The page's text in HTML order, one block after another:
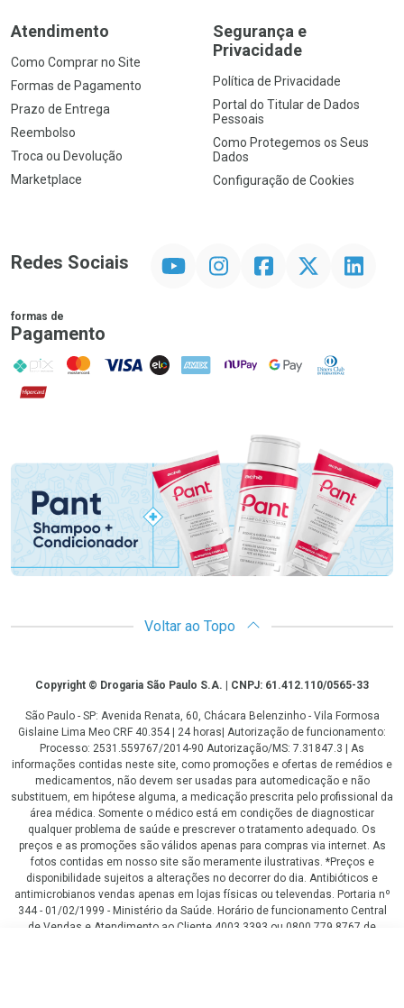
Atendimento
Como Comprar no Site
Formas de Pagamento
Prazo de Entrega
Reembolso
Troca ou Devolução
Marketplace
Segurança e
Privacidade
Política de Privacidade
Portal do Titular de Dados
Pessoais
Como Protegemos os Seus
Dados
Configuração de Cookies
Redes Sociais InstagramFacebookTwitter Linkedin
formas de
Pagamento
PIX MasterCard
VISA ELO AMEX NuPay Google PayDiners Club
Hipercard
Promoção em Destaque
Voltar ao Topo
CopyrightCopyright © Drogaria São Paulo S.A. | CNPJ: 61.412.110/0565-33
São Paulo - SP: Avenida Renata, 60, Chácara Belenzinho - Vila Formosa
Gislaine Lima Meo CRF 40.354 | 24 horas| Autorização de funcionamento:
Processo: 2531.559767/2014-90 Autorização/MS: 7.31847.3 | As
informações contidas neste site, como promoções e ofertas de remédios e
medicamentos, não devem ser usadas para automedicação e não
substituem, em hipótese alguma, a medicação prescrita pelo profissional da
área médica. Somente o médico está em condições de diagnosticar
qualquer problema de saúde e prescrever o tratamento adequado. Os
preços e as promoções são válidos apenas para compras via internet. As
fotos contidas em nosso site são meramente ilustrativas. *Preços e
disponibilidade sujeitos a alterações no decorrer do dia. Antibióticos e
antimicrobianos vendas apenas em lojas físicas ou televendas. Portaria nº
344 - 01/02/1999 - Ministério da Saúde. Horário de funcionamento Central
de Vendas e Atendimento ao Cliente 4003 3393 ou 0800 779 8767 de